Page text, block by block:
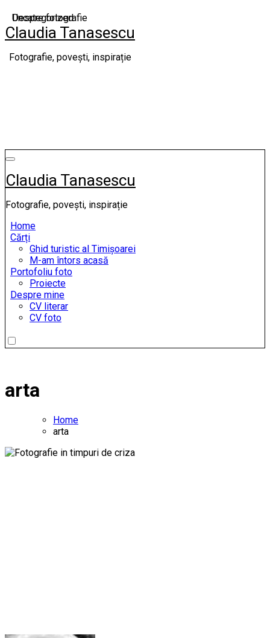
to
content
Claudia Tanasescu
Fotografie, povești, inspirație
Claudia Tanasescu
Fotografie, povești, inspirație
Home
Cărți
Ghid turistic al Timișoarei
M-am întors acasă
Portofoliu foto
Proiecte
Despre mine
CV literar
CV foto
arta
Home
arta
Despre fotografie
Uncategorized